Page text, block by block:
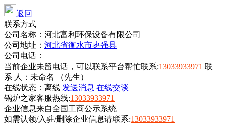
返回
联系方式
公司名称：河北富利环保设备有限公司
公司地址： 河北省衡水市枣强县
公司电话：
当前企业未留电话，可以联系平台帮忙联系:13033933971 联
系 人：未命名 （先生）
在线状态： 离线 发送消息 在线交谈
锅炉之家客服热线:13033933971
企业信息来自全国工商公示系统
如需认领/入驻/删除企业信息请联系:13033933971